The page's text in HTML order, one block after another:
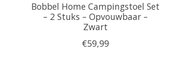
Bobbel Home Campingstoel Set
– 2 Stuks – Opvouwbaar –
Zwart
€59,99